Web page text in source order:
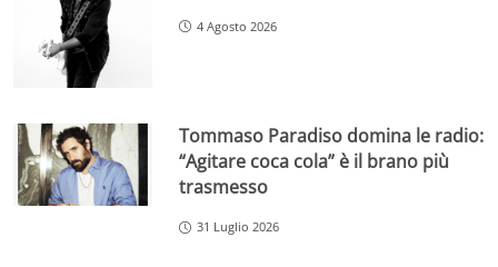
4 Agosto 2026
Tommaso Paradiso domina le radio:
“Agitare coca cola” è il brano più
trasmesso
31 Luglio 2026